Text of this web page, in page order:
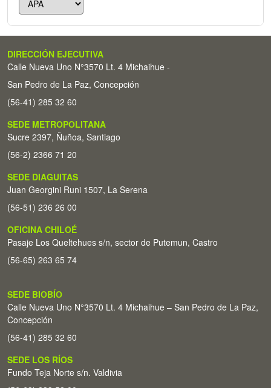
DIRECCIÓN EJECUTIVA
Calle Nueva Uno N°3570 Lt. 4 Michaihue -
San Pedro de La Paz, Concepción
(56-41) 285 32 60
SEDE METROPOLITANA
Sucre 2397, Ñuñoa, Santiago
(56-2) 2366 71 20
SEDE DIAGUITAS
Juan Georgini Runi 1507, La Serena
(56-51) 236 26 00
OFICINA CHILOÉ
Pasaje Los Queltehues s/n, sector de Putemun, Castro
(56-65) 263 65 74
SEDE BIOBÍO
Calle Nueva Uno N°3570 Lt. 4 Michaihue – San Pedro de La Paz,
Concepción
(56-41) 285 32 60
SEDE LOS RÍOS
Fundo Teja Norte s/n. Valdivia